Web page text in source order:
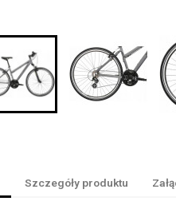
Szczegóły produktu